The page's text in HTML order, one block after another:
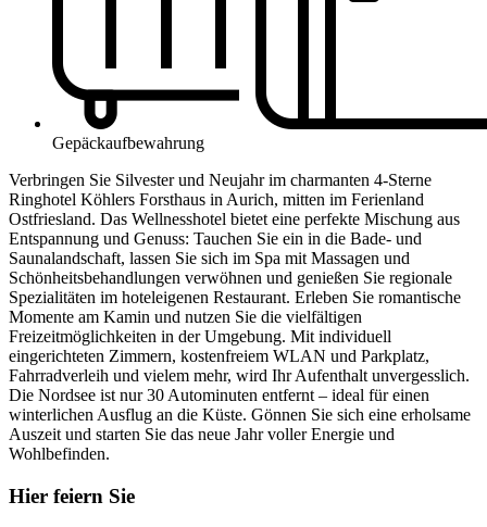
Gepäckaufbewahrung
Verbringen Sie Silvester und Neujahr im charmanten 4-Sterne
Ringhotel Köhlers Forsthaus in Aurich, mitten im Ferienland
Ostfriesland. Das Wellnesshotel bietet eine perfekte Mischung aus
Entspannung und Genuss: Tauchen Sie ein in die Bade- und
Saunalandschaft, lassen Sie sich im Spa mit Massagen und
Schönheitsbehandlungen verwöhnen und genießen Sie regionale
Spezialitäten im hoteleigenen Restaurant. Erleben Sie romantische
Momente am Kamin und nutzen Sie die vielfältigen
Freizeitmöglichkeiten in der Umgebung. Mit individuell
eingerichteten Zimmern, kostenfreiem WLAN und Parkplatz,
Fahrradverleih und vielem mehr, wird Ihr Aufenthalt unvergesslich.
Die Nordsee ist nur 30 Autominuten entfernt – ideal für einen
winterlichen Ausflug an die Küste. Gönnen Sie sich eine erholsame
Auszeit und starten Sie das neue Jahr voller Energie und
Wohlbefinden.
Hier feiern Sie